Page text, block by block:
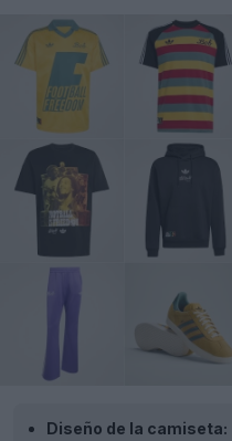
Diseño de la camiseta: